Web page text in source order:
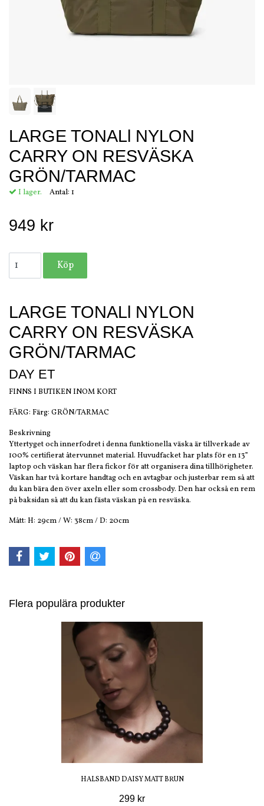
LARGE TONALl NYLON
CARRY ON RESVÄSKA
GRÖN/TARMAC
I lager. Antal: 1
949 kr
LARGE TONALl NYLON
CARRY ON RESVÄSKA
GRÖN/TARMAC
DAY ET
FINNS I BUTIKEN INOM KORT
FÄRG: Färg: GRÖN/TARMAC
Beskrivning
Yttertyget och innerfodret i denna funktionella väska är tillverkade av
100% certifierat återvunnet material. Huvudfacket har plats för en 13”
laptop och väskan har flera fickor för att organisera dina tillhörigheter.
Väskan har två kortare handtag och en avtagbar och justerbar rem så att
du kan bära den över axeln eller som crossbody. Den har också en rem
på baksidan så att du kan fästa väskan på en resväska.
Mått: H: 29cm / W: 38cm / D: 20cm
Flera populära produkter
HALSBAND DAISY MATT BRUN
299 kr